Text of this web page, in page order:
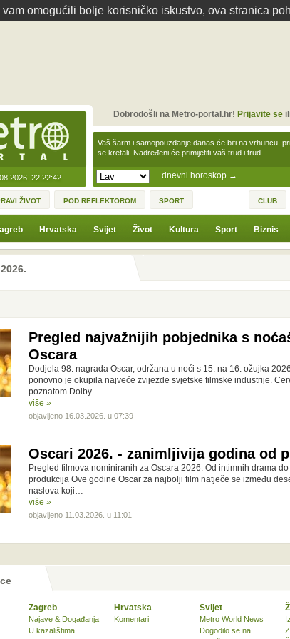
vam omogućili bolje korisničko iskustvo, ova stranica
22:22:42 dnevni horoskop →
Vaš šarm i samopouzdanje danas će biti na vrhuncu,
se kretali. Nadređeni će primijetiti vaš trud i trud …
Dobrodošli na Metro-portal.hr! Prijavite se
ŽIVOT POD REFLEKTOROM SPORT CLUB
Hrvatska Svijet Život Kultura Sport Biznis
Pregled najvažnijih pobjednika s
Oscara
Dodjela 98. nagrada Oscar, održana u noći s 15. na 16. ožujka
ponovno je okupila najveće zvijezde svjetske filmske industrije.
poznatom Dolby…
više »
objavljeno 16.03.2026. u 07:39
Oscari 2026. - zanimljivija godina od
Pregled filmova nominiranih za Oscara 2026: Od intimnih drama
produkcija Ove godine Oscar za najbolji film natječe se između
naslova koji…
više »
objavljeno 11.03.2026. u 11:01
Zagreb
Najave & Događanja
U kazalištima
Hrvatska
Komentari
Svijet
Metro World News
Dogodilo se na